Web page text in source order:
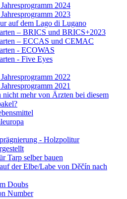
2024
2023
auf dem Lago di Lugano
– BRICS und BRICS+2023
– ECCAS und CEMAC
- ECOWAS
- Five Eyes
2022
2021
nicht mehr von Ärzten bei diesem
- Holzpolitur
Tarp selber bauen
der Elbe/Labe von Děčín nach
Doubs
Number